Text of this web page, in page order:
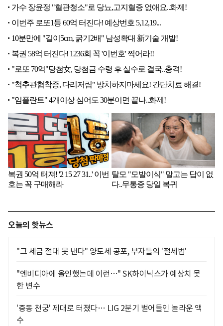
오늘의 핫뉴스
"그 세금 절대 못 낸다" 양도세 공포, 부자들의 '절세법'
"엔비디아에 올인했는데 이런…" SK하이닉스가 예상치 못
한 변수
'중동 천궁' 제대로 터졌다… LIG 2분기 벌어들인 놀라운 액
수